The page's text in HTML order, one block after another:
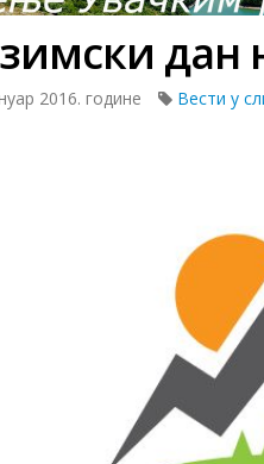
дан
2016. године Вести у